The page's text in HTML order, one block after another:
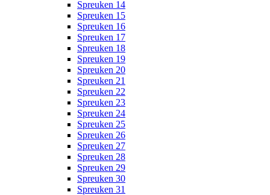
Spreuken 14
Spreuken 15
Spreuken 16
Spreuken 17
Spreuken 18
Spreuken 19
Spreuken 20
Spreuken 21
Spreuken 22
Spreuken 23
Spreuken 24
Spreuken 25
Spreuken 26
Spreuken 27
Spreuken 28
Spreuken 29
Spreuken 30
Spreuken 31